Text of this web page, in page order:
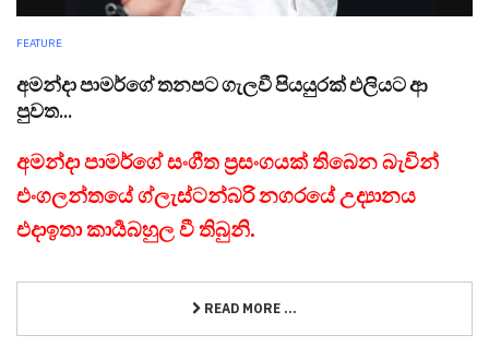
FEATURE
අමන්දා පාමර්ගේ තනපට ගැලවී පියයුරක් එලියට ආ
පුවත...
අමන්දා පාමර්ගේ සංගීත ප්‍රසංගයක් තිබෙන බැවින්
එංගලන්තයේ ග්ලැස්ටන්බරි නගරයේ උද්‍යානය
එදාඉතා කාර්‍යබහුල වී තිබුනි.
READ MORE ...